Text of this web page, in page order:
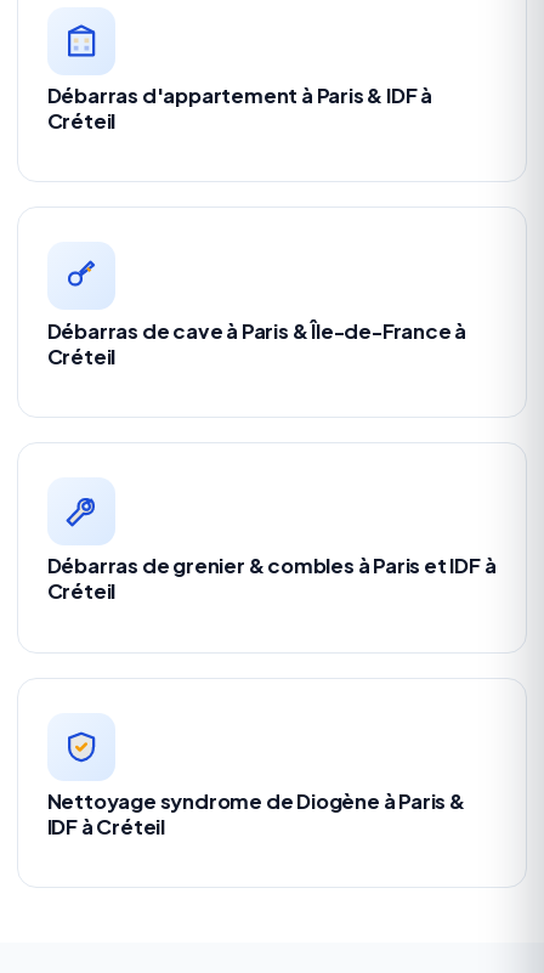
Débarras d'appartement à Paris & IDF à
Créteil
Débarras de cave à Paris & Île-de-France à
Créteil
Débarras de grenier & combles à Paris et IDF à
Créteil
Nettoyage syndrome de Diogène à Paris &
IDF à Créteil